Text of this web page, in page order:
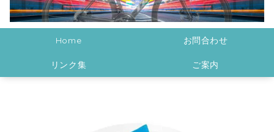
Home お問合わせ
リンク集 ご案内